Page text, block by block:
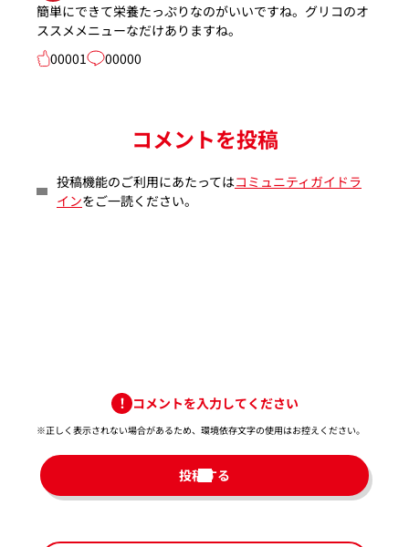
簡単にできて栄養たっぷりなのがいいですね。グリコのオ
ススメメニューなだけありますね。
00001
00000
コメントを投稿
投稿機能のご利用にあたってはコミュニティガイドラ
インをご一読ください。
コメントを入力してください
※正しく表示されない場合があるため、環境依存文字の使用はお控えください。​
投稿する